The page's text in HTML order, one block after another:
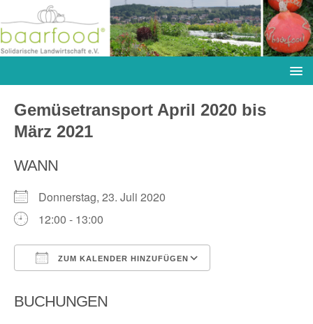
Gemüsetransport April 2020 bis
März 2021
WANN
Donnerstag, 23. Juli 2020
12:00 - 13:00
ZUM KALENDER HINZUFÜGEN
BUCHUNGEN